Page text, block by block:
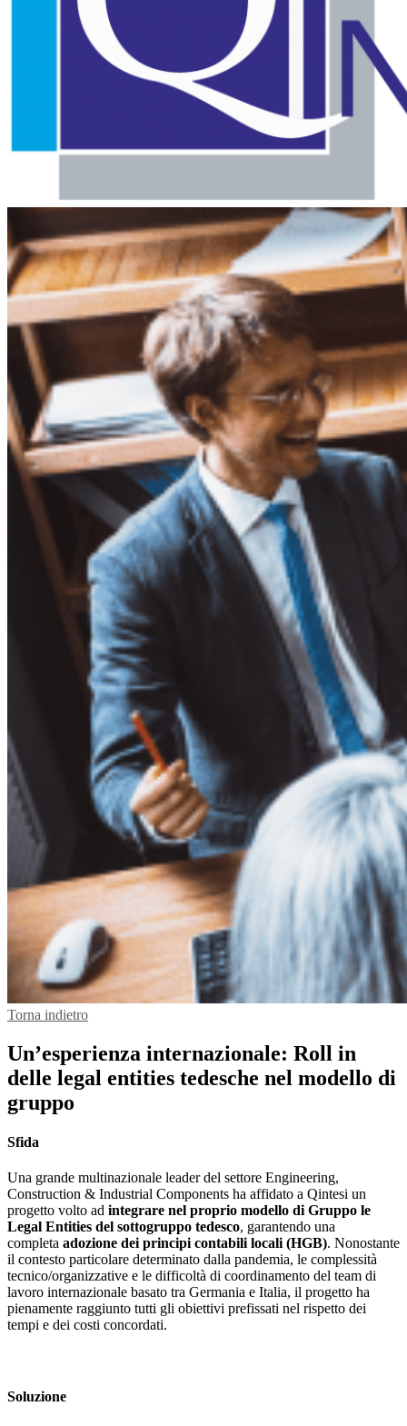
Torna indietro
Un’esperienza internazionale: Roll in
delle legal entities tedesche nel modello di
gruppo
Sfida
Una grande multinazionale leader del settore Engineering,
Construction & Industrial Components ha affidato a Qintesi un
progetto volto ad integrare nel proprio modello di Gruppo le
Legal Entities del sottogruppo tedesco, garantendo una
completa adozione dei principi contabili locali (HGB). Nonostante
il contesto particolare determinato dalla pandemia, le complessità
tecnico/organizzative e le difficoltà di coordinamento del team di
lavoro internazionale basato tra Germania e Italia, il progetto ha
pienamente raggiunto tutti gli obiettivi prefissati nel rispetto dei
tempi e dei costi concordati.
Soluzione